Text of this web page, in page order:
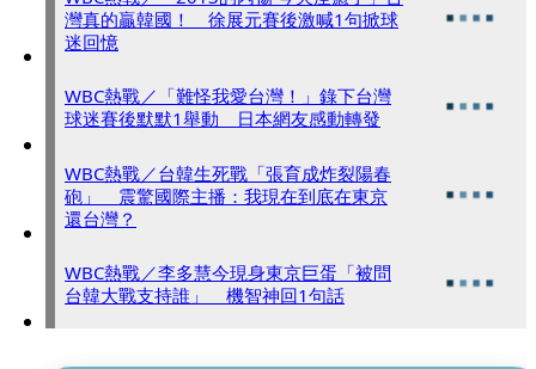
灣真的贏韓國！ 徐展元賽後激喊1句掀球
迷回憶
WBC熱戰／「難怪我愛台灣！」錄下台灣
球迷賽後默默1舉動 日本網友感動轉發
WBC熱戰／台韓生死戰「張育成炸裂陽春
砲」 震驚國際主播：我現在到底在東京
還台灣？
WBC熱戰／李多慧今現身東京巨蛋「被問
台韓大戰支持誰」 機智神回1句話